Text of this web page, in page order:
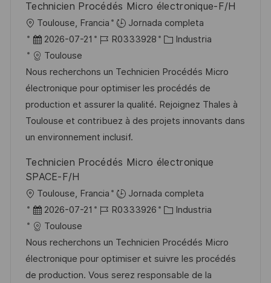
b
l
i
c
a
c
i
ó
n
o
Technicien Procédés Micro électronique-F/H
U
b
c
a
c
i
ó
Toulouse, Francia
Jornada completa
F
e
c
h
a
d
e
u
i
c
2026-07-21
I
d
e
e
m
p
e
R0333928
C
t
e
g
o
a
Industria
Toulouse
Nous recherchons un Technicien Procédés Micro
électronique pour optimiser les procédés de
production et assurer la qualité. Rejoignez Thales à
Toulouse et contribuez à des projets innovants dans
un environnement inclusif.
Technicien Procédés Micro électronique
SPACE-F/H
U
b
c
a
c
Toulouse, Francia
Jornada completa
F
e
c
h
a
2026-07-21
I
d
e
e
R0333926
C
t
e
g
Industria
Toulouse
Nous recherchons un Technicien Procédés Micro
électronique pour optimiser et suivre les procédés
de production. Vous serez responsable de la